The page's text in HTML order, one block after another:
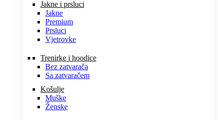
Jakne i prsluci
Jakne
Premium
Prsluci
Vjetrovke
Trenirke i hoodice
Bez zatvarača
Sa zatvaračem
Košulje
Muške
Ženske